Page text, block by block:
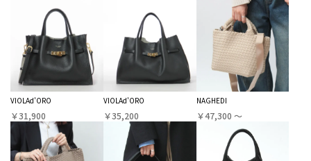
VIOLAd'ORO
￥31,900
VIOLAd'ORO
￥35,200
NAGHEDI
￥47,300 〜